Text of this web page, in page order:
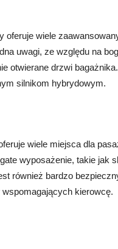
oferuje wiele
uwagi, ze względu na
otwierane drzwi
silnikom hybrydowym.
wiele miejsca dla
wyposażenie, takie jak
również bardzo
kierowcę.